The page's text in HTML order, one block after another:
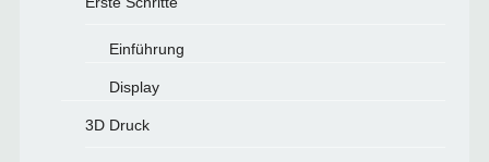
Einführung
Display
3D Druck